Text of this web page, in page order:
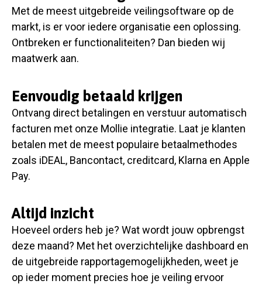
Met de meest uitgebreide veilingsoftware op de
markt, is er voor iedere organisatie een oplossing.
Ontbreken er functionaliteiten? Dan bieden wij
maatwerk aan.
Eenvoudig betaald krijgen
Ontvang direct betalingen en verstuur automatisch
facturen met onze Mollie integratie. Laat je klanten
betalen met de meest populaire betaalmethodes
zoals iDEAL, Bancontact, creditcard, Klarna en Apple
Pay.
Altijd inzicht
Hoeveel orders heb je? Wat wordt jouw opbrengst
deze maand? Met het overzichtelijke dashboard en
de uitgebreide rapportagemogelijkheden, weet je
op ieder moment precies hoe je veiling ervoor